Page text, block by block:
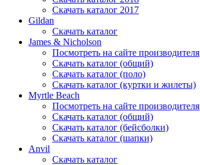
Скачать каталог 2017
Gildan
Скачать каталог
James & Nicholson
Посмотреть на сайте производителя
Скачать каталог (общий)
Скачать каталог (поло)
Скачать каталог (куртки и жилеты)
Myrtle Beach
Посмотреть на сайте производителя
Скачать каталог (общий)
Скачать каталог (бейсболки)
Скачать каталог (шапки)
Anvil
Скачать каталог